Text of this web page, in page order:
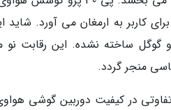
کاربر به ارمغان می آورد.
گوگل ساخته نشده. این رقابت
منجر گردد.